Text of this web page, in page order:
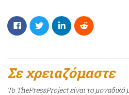
Σε χρειαζόμαστε
Το ThePressProject είναι το μοναδικό